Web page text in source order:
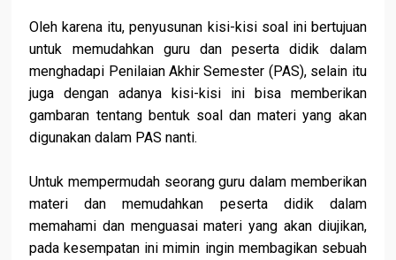
Oleh karena itu, penyusunan kisi-kisi soal ini bertujuan
untuk memudahkan guru dan peserta didik dalam
menghadapi Penilaian Akhir Semester (PAS), selain itu
juga dengan adanya kisi-kisi ini bisa memberikan
gambaran tentang bentuk soal dan materi yang akan
digunakan dalam PAS nanti.
Untuk mempermudah seorang guru dalam memberikan
materi dan memudahkan peserta didik dalam
memahami dan menguasai materi yang akan diujikan,
pada kesempatan ini mimin ingin membagikan sebuah